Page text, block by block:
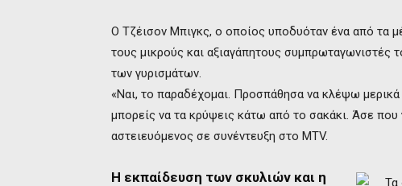
Ο Τζέισον Μπιγκς, ο οποίος υποδυόταν ένα από τα
τους μικρούς και αξιαγάπητους συμπρωταγωνιστές
των γυρισμάτων.
«Ναι, το παραδέχομαι. Προσπάθησα να κλέψω μερικά
μπορείς να τα κρύψεις κάτω από το σακάκι. Άσε που
αστειευόμενος σε συνέντευξη στο MTV.
Η εκπαίδευση των σκυλιών και η